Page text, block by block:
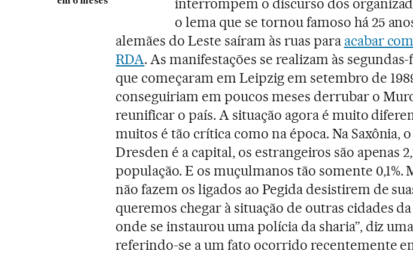
interrompem o discurso dos
o lema que se tornou famoso há 25
alemães do Leste saíram às ruas para acabar
RDA. As manifestações se realizam às
que começaram em Leipzig em setembro de
conseguiriam em poucos meses derrubar o
reunificar o país. A situação agora é muito
muitos é tão crítica como na época. Na Saxônia,
Dresden é a capital, os estrangeiros são apenas
população. E os muçulmanos tão somente 0,1%.
não fazem os ligados ao Pegida desistirem de
queremos chegar à situação de outras cidades
onde se instaurou uma polícia da sharia”, diz
referindo-se a um fato ocorrido recentemente